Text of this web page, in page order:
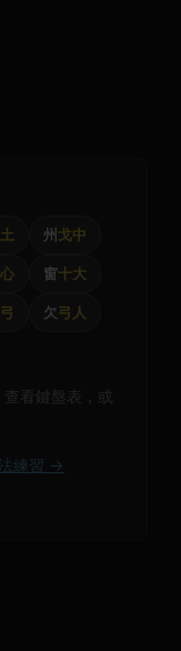
州 戈中
窗十大
弓 欠弓人
看鍵盤表，或
練習 →